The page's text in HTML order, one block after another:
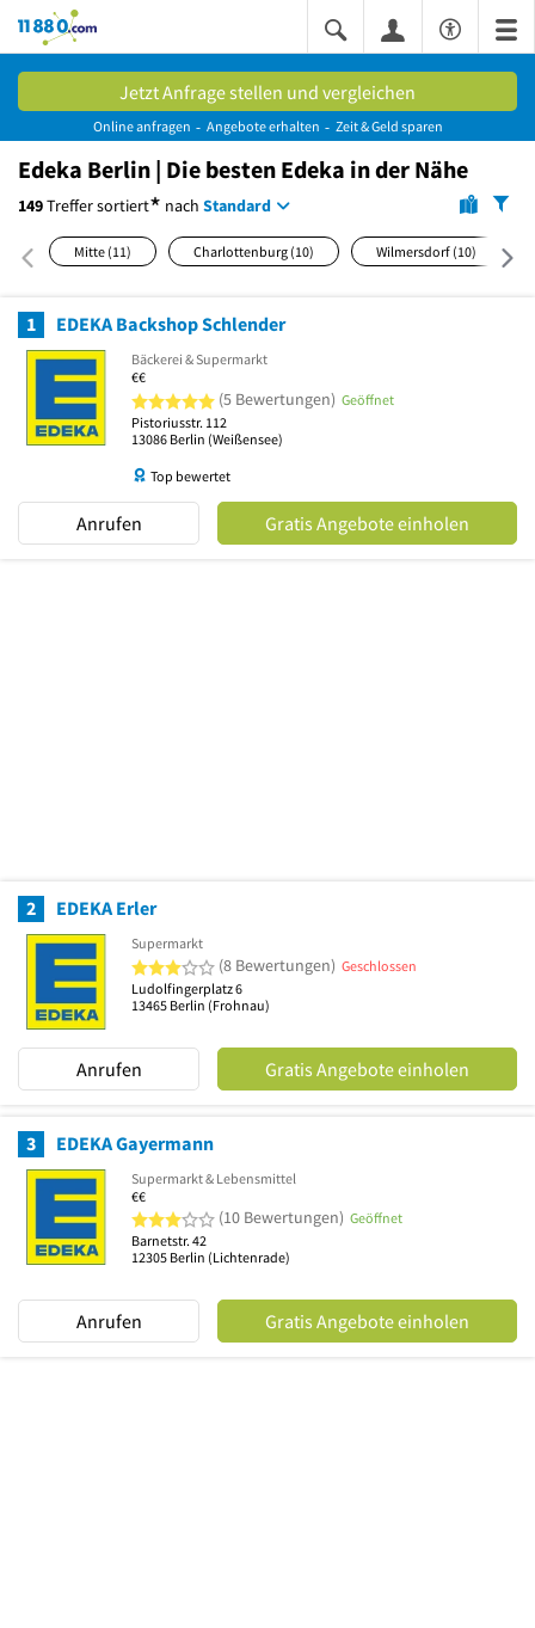
11880.com
Jetzt Anfrage stellen und vergleichen
Online anfragen Angebote erhalten Zeit & Geld sparen
Edeka Berlin | Die besten Edeka in der Nähe
149Treffersortiert* nach Standard
Mitte (11) Charlottenburg (10) Wilmersdorf (10)
1 EDEKA Backshop Schlender
Bäckerei & Supermarkt
€€
5 von 5 Sternen
(5 Bewertungen) Geöffnet
Pistoriusstr. 112
13086 Berlin (Weißensee)
Top bewertet
Anrufen Gratis Angebote einholen
2 EDEKA Erler
Supermarkt
3 von 5 Sternen
(8 Bewertungen) Geschlossen
Ludolfingerplatz 6
13465 Berlin (Frohnau)
Anrufen Gratis Angebote einholen
3 EDEKA Gayermann
Supermarkt & Lebensmittel
€€
3 von 5 Sternen
(10 Bewertungen) Geöffnet
Barnetstr. 42
12305 Berlin (Lichtenrade)
Anrufen Gratis Angebote einholen